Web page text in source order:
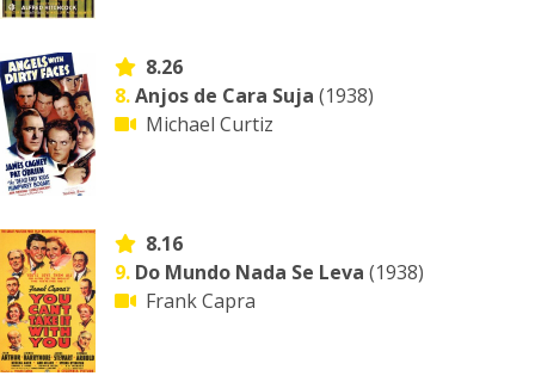
8.26
8.Anjos de Cara Suja (1938)
Michael Curtiz
8.16
9. Do Mundo Nada Se Leva (1938)
Frank Capra